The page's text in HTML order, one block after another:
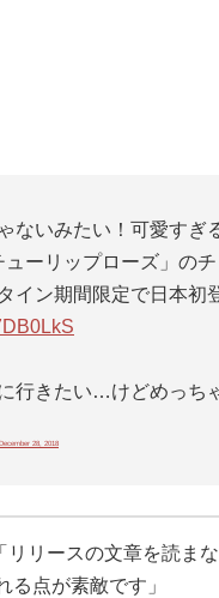
ないみたい！可愛すぎ
ューリップローズ」の
イン期間限定で日本初
行きたい…けどめっち
December 28, 2018
編集部の
「リリースの文章を読ま
る点が素敵です」